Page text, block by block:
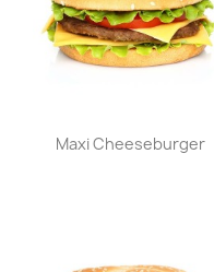
Aperçu rapide
Maxi Cheeseburger